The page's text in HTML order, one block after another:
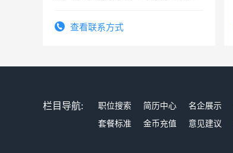
查看联系方式
栏目导航: 职位搜索 简历中心 名企展示
套餐标准
金币充值 意见建议